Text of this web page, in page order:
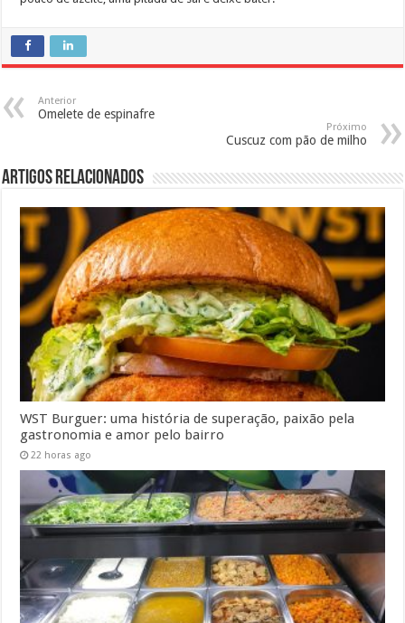
Anterior
Omelete de espinafre
Próximo
Cuscuz com pão de milho
Artigos Relacionados
WST Burguer: uma história de superação, paixão pela
gastronomia e amor pelo bairro
22 horas ago